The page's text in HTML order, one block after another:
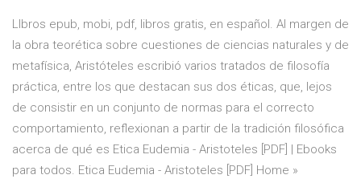
LIbros epub, mobi, pdf, libros gratis, en español. Al margen de
la obra teorética sobre cuestiones de ciencias naturales y de
metafísica, Aristóteles escribió varios tratados de filosofía
práctica, entre los que destacan sus dos éticas, que, lejos
de consistir en un conjunto de normas para el correcto
comportamiento, reflexionan a partir de la tradición filosófica
acerca de qué es Etica Eudemia - Aristoteles [PDF] | Ebooks
para todos. Etica Eudemia - Aristoteles [PDF] Home »